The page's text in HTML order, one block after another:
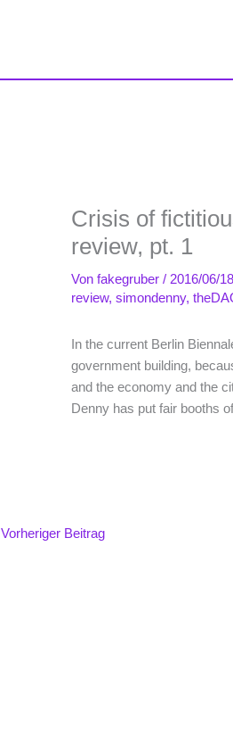
Crisis of
review, pt. 1
Vonfakegruber/ 2016/06/
review,simondenny,
In the current Berlin
government building,
and the economy and the
Denny has put fair booths
Vorheriger Beitrag